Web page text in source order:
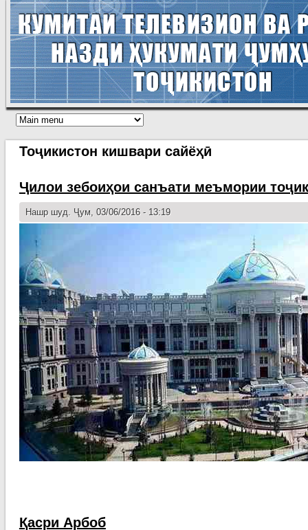
Тоҷикистон кишвари сайёҳӣ
Ҷилои зебоиҳои санъати меъмории
Нашр шуд. Ҷум, 03/06/2016 - 13:19
Қасри Арбоб